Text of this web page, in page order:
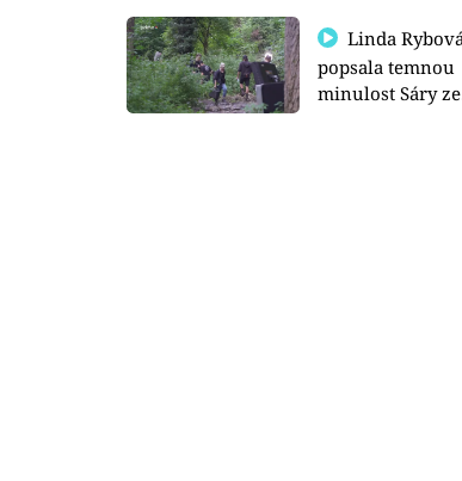
Linda Rybová
popsala temnou
minulost Sáry ze